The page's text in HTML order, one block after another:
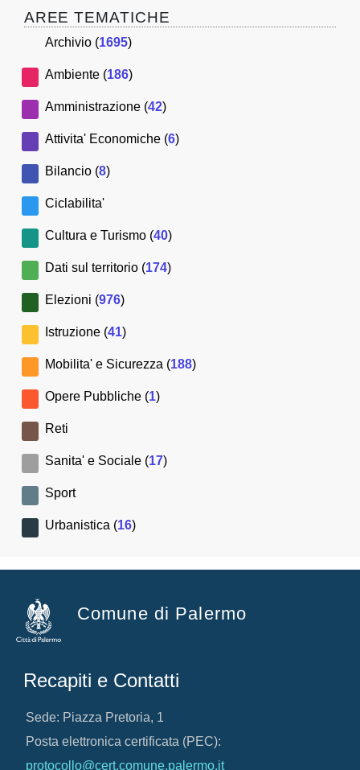
AREE TEMATICHE
Archivio (1695)
Ambiente (186)
Amministrazione (42)
Attivita' Economiche (6)
Bilancio (8)
Ciclabilita'
Cultura e Turismo (40)
Dati sul territorio (174)
Elezioni (976)
Istruzione (41)
Mobilita' e Sicurezza (188)
Opere Pubbliche (1)
Reti
Sanita' e Sociale (17)
Sport
Urbanistica (16)
Comune di Palermo
Recapiti e Contatti
Sede: Piazza Pretoria, 1
Posta elettronica certificata (PEC):
protocollo@cert.comune.palermo.it